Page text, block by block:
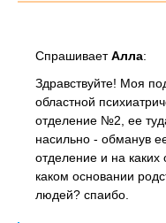
СпрашиваетАлла:
Здравствуйте! Моя
областной
отделение №2, ее
насильно - обманув
отделение и на
каком основании
людей? спаибо.